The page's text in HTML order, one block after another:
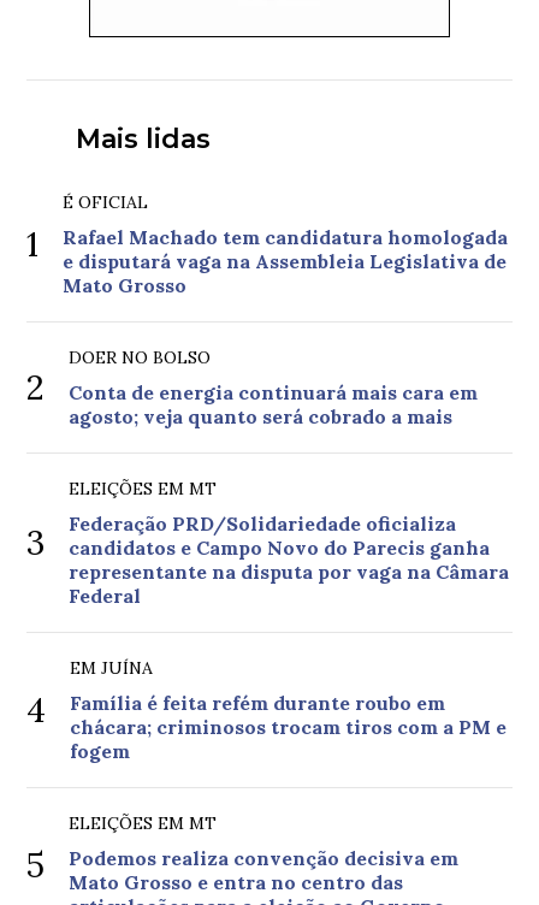
Mais lidas
1
É OFICIAL
Rafael Machado tem candidatura homologada
e disputará vaga na Assembleia Legislativa de
Mato Grosso
2
DOER NO BOLSO
Conta de energia continuará mais cara em
agosto; veja quanto será cobrado a mais
3
ELEIÇÕES EM MT
Federação PRD/Solidariedade oficializa
candidatos e Campo Novo do Parecis ganha
representante na disputa por vaga na Câmara
Federal
4
EM JUÍNA
Família é feita refém durante roubo em
chácara; criminosos trocam tiros com a PM e
fogem
5
ELEIÇÕES EM MT
Podemos realiza convenção decisiva em
Mato Grosso e entra no centro das